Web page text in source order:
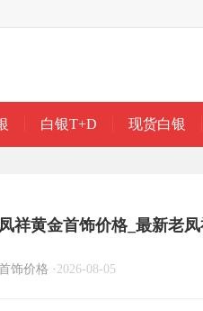
白银T+D 现货白银
凤祥黄金首饰价格_最新老
饰价格 · 2026-08-05